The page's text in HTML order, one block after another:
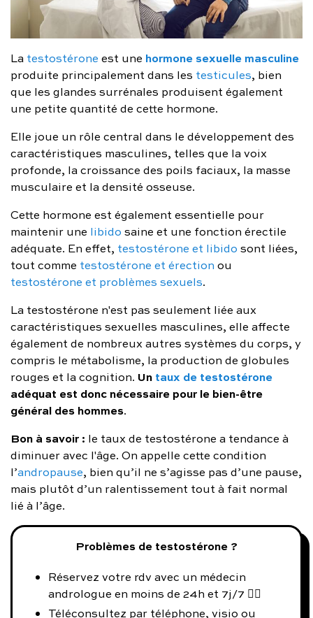
La testostérone est une hormone sexuelle masculine
produite principalement dans les testicules, bien
que les glandes surrénales produisent également
une petite quantité de cette hormone.
Elle joue un rôle central dans le développement des
caractéristiques masculines, telles que la voix
profonde, la croissance des poils faciaux, la masse
musculaire et la densité osseuse.
Cette hormone est également essentielle pour
maintenir une libido saine et une fonction érectile
adéquate. En effet, testostérone et libido sont liées,
tout comme testostérone et érection ou
testostérone et problèmes sexuels.
La testostérone n'est pas seulement liée aux
caractéristiques sexuelles masculines, elle affecte
également de nombreux autres systèmes du corps, y
compris le métabolisme, la production de globules
rouges et la cognition. Un taux de testostérone
adéquat est donc nécessaire pour le bien-être
général des hommes.
Bon à savoir : le taux de testostérone a tendance à
diminuer avec l'âge. On appelle cette condition
l’andropause, bien qu’il ne s’agisse pas d’une pause,
mais plutôt d’un ralentissement tout à fait normal
lié à l’âge.
Problèmes de testostérone ?
Réservez votre rdv avec un médecin
andrologue en moins de 24h et 7j/7 👨‍⚕️
Téléconsultez par téléphone, visio ou